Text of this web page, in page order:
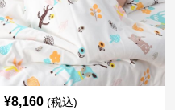
¥8,160 (税込)